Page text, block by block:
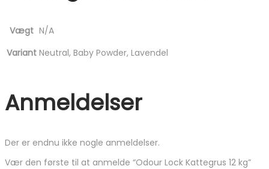
Vægt N/A
Variant Neutral, Baby Powder, Lavendel
Anmeldelser
Der er endnu ikke nogle anmeldelser.
Vær den første til at anmelde “Odour Lock Kattegrus 12 kg”